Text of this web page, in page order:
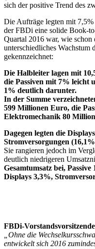
sich der positive Trend des
Die Aufträge legten mit
der FBDi eine solide Book-
Quartal 2016 war, wie schon
unterschiedliches Wachstum
gekennzeichnet:
Die Halbleiter lagen mit
die Passiven mit 7% leicht
1% deutlich darunter.
In der Summe
599 Millionen Euro, die
Elektromechanik 80
Dagegen legten die
Stromversorgungen
Sie rangieren jedoch im
deutlich niedrigeren
Gesamtumsatz bei,
Displays 3,3%,
FBDi-
„Ohne die
entwickelt sich 2016